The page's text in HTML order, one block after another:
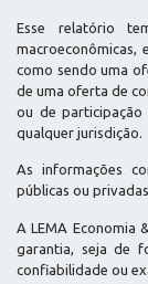
Esse relatório
como sendo uma
de uma oferta de
ou de participação
qualquer jurisdição.
As informações
públicas ou
A LEMA Economia
garantia, seja de
confiabilidade ou